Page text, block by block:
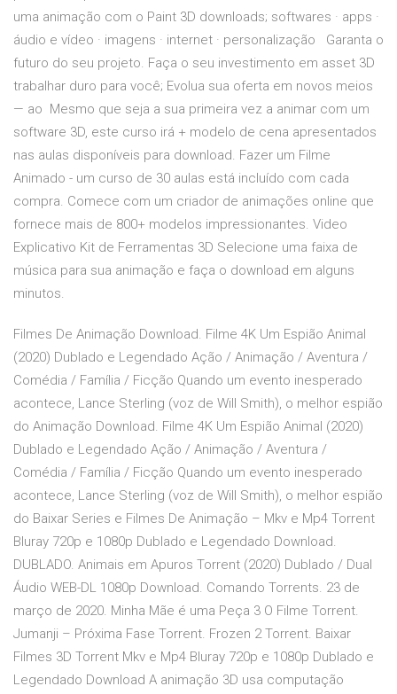
uma animação com o Paint 3D downloads; softwares · apps ·
áudio e vídeo · imagens · internet · personalização Garanta o
futuro do seu projeto. Faça o seu investimento em asset 3D
trabalhar duro para você; Evolua sua oferta em novos meios
— ao Mesmo que seja a sua primeira vez a animar com um
software 3D, este curso irá + modelo de cena apresentados
nas aulas disponíveis para download. Fazer um Filme
Animado - um curso de 30 aulas está incluído com cada
compra. Comece com um criador de animações online que
fornece mais de 800+ modelos impressionantes. Video
Explicativo Kit de Ferramentas 3D Selecione uma faixa de
música para sua animação e faça o download em alguns
minutos.
Filmes De Animação Download. Filme 4K Um Espião Animal
(2020) Dublado e Legendado Ação / Animação / Aventura /
Comédia / Família / Ficção Quando um evento inesperado
acontece, Lance Sterling (voz de Will Smith), o melhor espião
do Animação Download. Filme 4K Um Espião Animal (2020)
Dublado e Legendado Ação / Animação / Aventura /
Comédia / Família / Ficção Quando um evento inesperado
acontece, Lance Sterling (voz de Will Smith), o melhor espião
do Baixar Series e Filmes De Animação – Mkv e Mp4 Torrent
Bluray 720p e 1080p Dublado e Legendado Download.
DUBLADO. Animais em Apuros Torrent (2020) Dublado / Dual
Áudio WEB-DL 1080p Download. Comando Torrents. 23 de
março de 2020. Minha Mãe é uma Peça 3 O Filme Torrent.
Jumanji – Próxima Fase Torrent. Frozen 2 Torrent. Baixar
Filmes 3D Torrent Mkv e Mp4 Bluray 720p e 1080p Dublado e
Legendado Download A animação 3D usa computação